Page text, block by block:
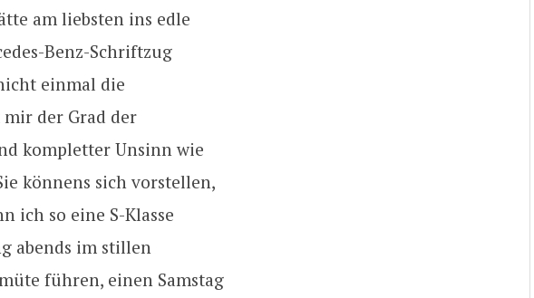
am liebsten ins edle
Benz-Schriftzug
einmal die
der Grad der
kompletter Unsinn wie
könnens sich vorstellen,
ich so eine S-Klasse
abends im stillen
führen, einen Samstag